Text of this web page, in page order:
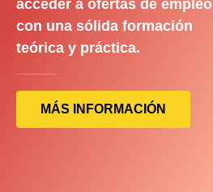
acceder a ofertas de empleo
con una sólida formación
teórica y práctica.
MÁS INFORMACIÓN